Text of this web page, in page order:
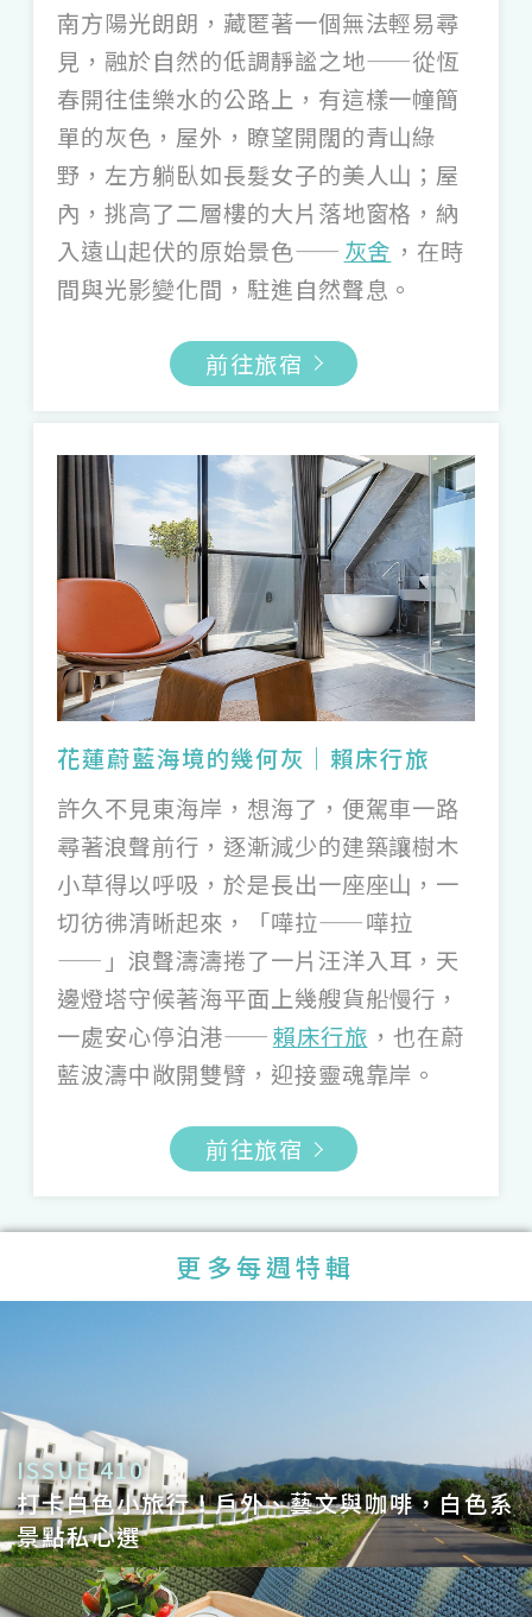
的不毛之地。
質樸灰色系設計，品嚐生活與美味祕密
尋覓呼吸般的質樸之灰，讓人忘卻煩憂，鄰
近台中新光三越的「孵空間」，隱躲在綠意
之後的清水模建築、不定期的展覽講座，彷
彿蔽去都會的聲光紛擾，悄悄擁下一片倒映
水光的溫暖日照；依畔日月潭的「向山行政
暨遊客中心」，也是南投 IG 新興的熱門景
點，日本建築師團紀彥融合地景、斜坡式草
地屋頂的設計，走過檐廊下，順著清水模寬
穩包擁的曲線，迎來湖光瀲灩、山色清麗。
在城市，品嚐一杯霧灰色的優雅，歡迎妳來
新北板橋的「cafe noote」，在和諧灰色
流線下，兼及藝文空間的質感，享用來自香
港的奶茶與鹹食心意。本事空間製作所操
刀、原印臺南主理的「
StableNice
BLDG.」，開幕即引起社群話題，既保留老
屋門面的暖色系，後門現代的灰黑線條重新
市區，不忘 OH DEAR studio 設計、那間可
愛的「美菊」麵包店，讓妳在簡約柔和的灰
色裡，揀選當日出爐的鹽可頌、圓胖或長條
麵包，把幸福放滿托盤。而台南網友譽為
現舌尖上的美好心願。
南方陽光朗朗，藏匿著一個無法輕易尋
見，融於自然的低調靜謐之地——從恆
春開往佳樂水的公路上，有這樣一幢簡
單的灰色，屋外，瞭望開闊的青山綠
野，左方躺臥如長髮女子的美人山；屋
內，挑高了二層樓的大片落地窗格，納
入遠山起伏的原始景色—— 灰舍 ，在時
間與光影變化間，駐進自然聲息。
前往旅宿
花蓮蔚藍海境的幾何灰｜賴床行旅
許久不見東海岸，想海了，便駕車一路
尋著浪聲前行，逐漸減少的建築讓樹木
小草得以呼吸，於是長出一座座山，一
切彷彿清晰起來，「嘩拉——嘩拉
——」浪聲濤濤捲了一片汪洋入耳，天
邊燈塔守候著海平面上幾艘貨船慢行，
一處安心停泊港——賴床行旅 ，也在蔚
藍波濤中敞開雙臂，迎接靈魂靠岸。
前往旅宿
更多每週特輯
ISSUE 410
打卡白色小旅行！戶外、藝文與咖啡，白色系
景點私心選